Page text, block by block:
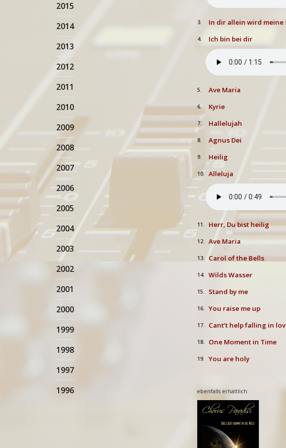
2015
2014
2013
2012
2011
2010
2009
2008
2007
2006
2005
2004
2003
2002
2001
2000
1999
1998
1997
1996
3. In dir allein wird meine
4. Ich bin bei dir
5. Ave Maria
6. Kyrie
7. Hallelujah
8. Agnus Dei
9. Heilig
10. Alleluja
11. Herr, Du bist heilig
12. Ave Maria
13. Carol of the Bells
14. Wilds Wasser
15. Stand by me
16. You raise me up
17. Cant’t help falling in
18. One Moment in Time
19. You are holy
ebenfalls erhältlich: